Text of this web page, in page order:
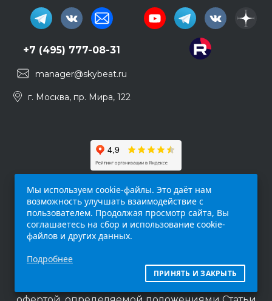
+7 (495) 777-08-31
manager@skybeat.ru
г. Москва, пр. Мира, 122
интернет-сайт (
исключительно информационный характер и
ни при каких условиях не является публичной
Мы используем cookie-файлы. Это даёт нам
возможность улучшать взаимодействие с
пользователем. Продолжая просмотр сайта, Вы
соглашаетесь на сбор и использование cookie-
файлов и других данных.
Подробнее
ПРИНЯТЬ И ЗАКРЫТЬ